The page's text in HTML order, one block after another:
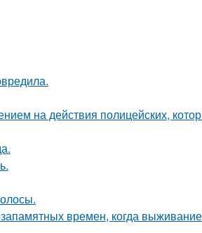
на действия полицейских,
времен, когда